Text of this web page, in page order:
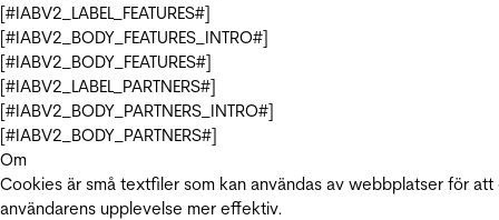
[#IABV2_LABEL_FEATURES#]
[#IABV2_BODY_FEATURES_INTRO#]
[#IABV2_BODY_FEATURES#]
[#IABV2_LABEL_PARTNERS#]
[#IABV2_BODY_PARTNERS_INTRO#]
[#IABV2_BODY_PARTNERS#]
Om
Cookies är små textfiler som kan användas av webbplatser för att
användarens upplevelse mer effektiv.